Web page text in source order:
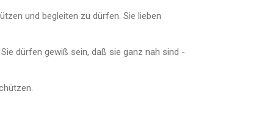
und begleiten zu dürfen. Sie lieben
dürfen gewiß sein, daß sie ganz nah sind -